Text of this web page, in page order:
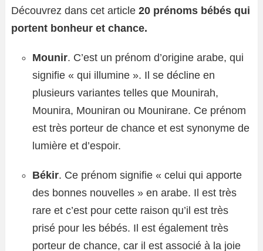
Découvrez dans cet article 20 prénoms bébés qui
portent bonheur et chance.
Mounir. C’est un prénom d’origine arabe, qui
signifie « qui illumine ». Il se décline en
plusieurs variantes telles que Mounirah,
Mounira, Mouniran ou Mounirane. Ce prénom
est très porteur de chance et est synonyme de
lumière et d’espoir.
Békir. Ce prénom signifie « celui qui apporte
des bonnes nouvelles » en arabe. Il est très
rare et c’est pour cette raison qu’il est très
prisé pour les bébés. Il est également très
porteur de chance, car il est associé à la joie